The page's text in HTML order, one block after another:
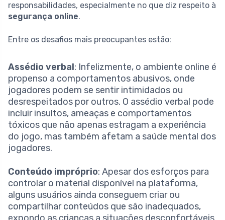
responsabilidades, especialmente no que diz respeito à
segurança online.
Entre os desafios mais preocupantes estão:
Assédio verbal: Infelizmente, o ambiente online é
propenso a comportamentos abusivos, onde
jogadores podem se sentir intimidados ou
desrespeitados por outros. O assédio verbal pode
incluir insultos, ameaças e comportamentos
tóxicos que não apenas estragam a experiência
do jogo, mas também afetam a saúde mental dos
jogadores.
Conteúdo impróprio: Apesar dos esforços para
controlar o material disponível na plataforma,
alguns usuários ainda conseguem criar ou
compartilhar conteúdos que são inadequados,